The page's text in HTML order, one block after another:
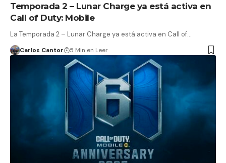
Temporada 2 – Lunar Charge ya está activa en
Call of Duty: Mobile
La Temporada 2 – Lunar Charge ya está activa en Call of…
Carlos Cantor 5 Min en Leer